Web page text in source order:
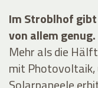
Im Stroblhof
von allem genug.
Mehr als die
mit Photovoltaik,